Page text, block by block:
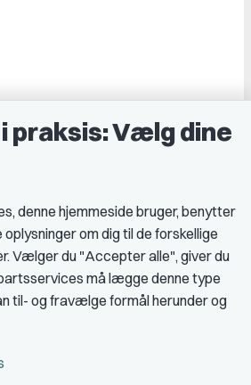
praksis: Vælg dine
denne hjemmeside bruger, benytter
om dig til de forskellige
Vælger du "Accepter alle", giver du
må lægge denne type
til- og fravælge formål herunder og